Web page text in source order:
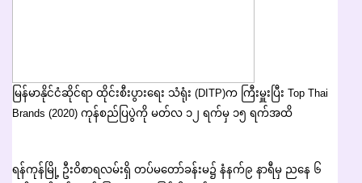
မြန်မာနိုင်ငံဆိုင်ရာ ထိုင်းစီးပွားရေး သံရုံး (DITP)က ကြီးမှူးပြီး Top Thai
Brands (2020) ကုန်စည်ပြပွဲကို မတ်လ ၁၂ ရက်မှ ၁၅ ရက်အထိ
ရန်ကုန်မြို့ ဦးဝိစာရလမ်းရှိ တပ်မတော်ခန်းမ၌ နံနက်၉ နာရီမှ ညနေ ၆